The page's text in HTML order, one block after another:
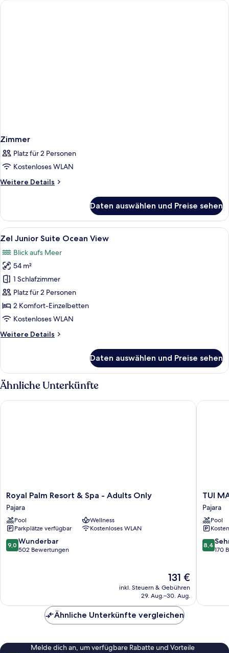
Zimmer
Platz für 2 Personen
Kostenloses WLAN
Weitere Details
Weitere
Daten auswählen und Preise sehen
Alle
Fotos
für
Zel
Junior
Suite
Ocean
View
Ein Zimmer mit Bett, Schreibtisch,
5
Zel Junior Suite Ocean View
Blick aufs Meer
54 m²
1 Schlafzimmer
Platz für 2 Personen
2 Komfort-Einzelbetten
Kostenloses WLAN
Weitere Details
Weitere
Junior
Suite
Ocean
Daten auswählen und Preise sehen
Ähnliche Unterkünfte
Royal
Palm
Resort
&
Spa
-
Adults
Royal Palm Resort & Spa - Adults Only
Pajara
Pool
Wellness
Parkplätze verfügbar
Kostenloses WLAN
9.0
von
9,0 Wunderbar
502 Bewertungen
Der
Preis
beträgt
131 €
inkl. Steuern & Gebühren
29. Aug.–30. Aug.
Royal Palm Resort & Spa - Adults Only
TUI
MAGIC
LIFE
Pajara
TUI
Pajara
Pool
8.4
von
8,4
170
TUI
Ähnliche Unterkünfte vergleichen
Melde dich an, um verfügbare Rabatte und Vorteile